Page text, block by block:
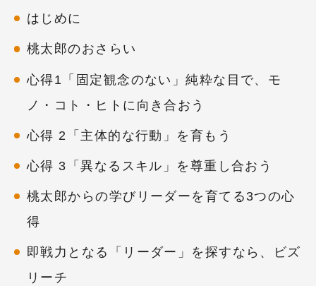
はじめに
桃太郎のおさらい
心得1「固定観念のない」純粋な目で、モ
ノ・コト・ヒトに向き合おう
心得 2「主体的な行動」を育もう
心得 3「異なるスキル」を尊重し合おう
桃太郎からの学びリーダーを育てる3つの心
得
即戦力となる「リーダー」を探すなら、ビズ
リーチ